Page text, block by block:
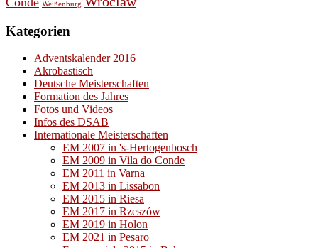
Weißenburg
Kategorien
Adventskalender 2016
Akrobastisch
Deutsche Meisterschaften
Formation des Jahres
Fotos und Videos
Infos des DSAB
Internationale Meisterschaften
EM 2007 in 's-Hertogenbosch
EM 2009 in Vila do Conde
EM 2011 in Varna
EM 2013 in Lissabon
EM 2015 in Riesa
EM 2017 in Rzeszów
EM 2019 in Holon
EM 2021 in Pesaro